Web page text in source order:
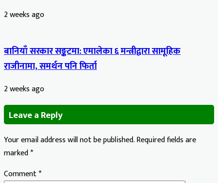
2 weeks ago
बानियाँ सरकार सङ्कटमा: एमालेका ६ मन्त्रीद्वारा सामूहिक
राजीनामा, समर्थन पनि फिर्ता
2 weeks ago
Leave a Reply
Your email address will not be published.Required fields are
marked*
Comment*